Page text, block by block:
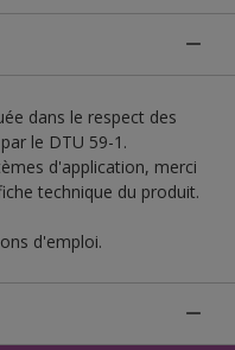
dans le respect des
le DTU 59-1.
d'application, merci
technique du produit.
d'emploi.